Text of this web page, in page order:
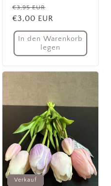
Normaler
Preis
€3,95 EUR
€3,00 EUR
In den Warenkorb
legen
Verkauf